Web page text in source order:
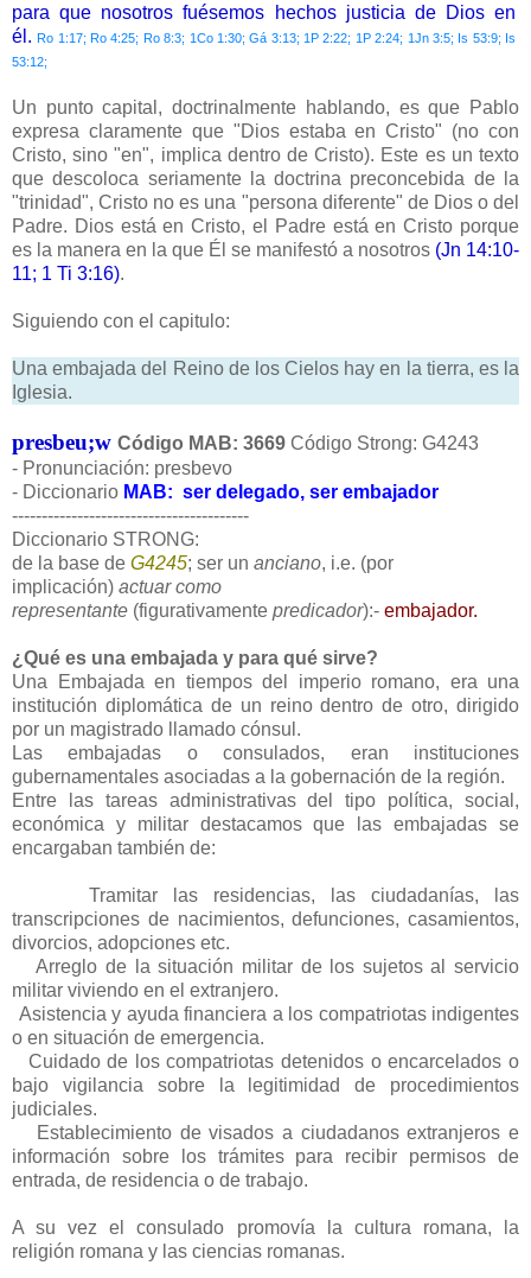
para que nosotros fuésemos hechos justicia de Dios en
él.Ro 1:17; Ro 4:25; Ro 8:3; 1Co 1:30; Gá 3:13; 1P 2:22; 1P 2:24; 1Jn 3:5; Is 53:9; Is
53:12;
Un punto capital, doctrinalmente hablando, es que Pablo
expresa claramente que "Dios estaba en Cristo" (no con
Cristo, sino "en", implica dentro de Cristo). Este es un texto
que descoloca seriamente la doctrina preconcebida de la
"trinidad", Cristo no es una "persona diferente" de Dios o del
Padre. Dios está en Cristo, el Padre está en Cristo porque
es la manera en la que Él se manifestó a nosotros (Jn 14:10-
11; 1 Ti 3:16).
Siguiendo con el capitulo:
Una embajada del Reino de los Cielos hay en la tierra, es la
Iglesia.
presbeu;w Código MAB: 3669 Código Strong: G4243
- Pronunciación: presbevo
- Diccionario MAB: ser delegado, ser embajador
----------------------------------------
Diccionario STRONG:
de la base de G4245; ser un anciano, i.e. (por
implicación) actuar como
representante (figurativamente predicador):- embajador.
¿Qué es una embajada y para qué sirve?
Una Embajada en tiempos del imperio romano, era una
institución diplomática de un reino dentro de otro, dirigido
por un magistrado llamado cónsul.
Las embajadas o consulados, eran instituciones
gubernamentales asociadas a la gobernación de la región.
Entre las tareas administrativas del tipo política, social,
económica y militar destacamos que las embajadas se
encargaban también de:
Tramitar las residencias, las ciudadanías, las
transcripciones de nacimientos, defunciones, casamientos,
divorcios, adopciones etc.
Arreglo de la situación militar de los sujetos al servicio
militar viviendo en el extranjero.
Asistencia y ayuda financiera a los compatriotas indigentes
o en situación de emergencia.
Cuidado de los compatriotas detenidos o encarcelados o
bajo vigilancia sobre la legitimidad de procedimientos
judiciales.
Establecimiento de visados a ciudadanos extranjeros e
información sobre los trámites para recibir permisos de
entrada, de residencia o de trabajo.
A su vez el consulado promovía la cultura romana, la
religión romana y las ciencias romanas.